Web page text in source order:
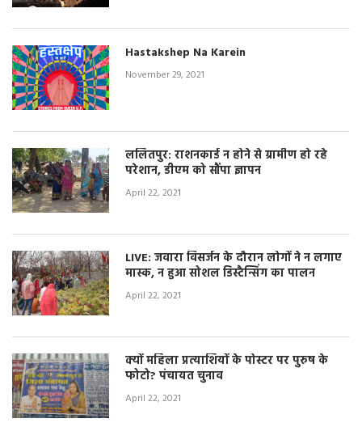
Hastakshep Na Karein
November 29, 2021
ललितपुर: राशनकार्ड न होने से ग्रामीण हो रहे
परेशान, डीएम को सौंपा ज्ञापन
April 22, 2021
LIVE: जवारा विसर्जन के दौरान लोगों ने न लगाए
मास्क, न हुआ सोशल डिस्टैन्सिंग का पालन
April 22, 2021
क्यों महिला प्रत्याशियों के पोस्टर पर पुरुष के
फोटो? पंचायत चुनाव
April 22, 2021